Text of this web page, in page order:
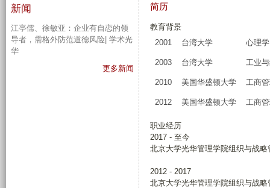
简历
教育背景
2001
台湾大学 心理学
2003 台湾大学 工业
2010 美国华盛顿大学 工商
2012 美国华盛顿大学 工商
职业经历
2017 - 至今
北京大学光华管理学院组织与战
2012 - 2017
北京大学光华管理学院组织与战
新闻
江亭儒、徐敏亚：企业有自恋的领
导者，需格外防范道德风险| 学术光
华
更多新闻